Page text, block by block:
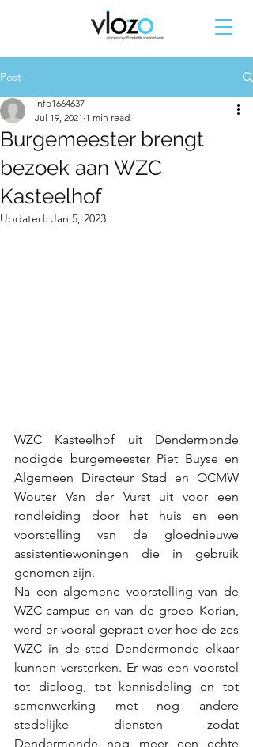
Post
Burgemeester brengt
bezoek aan WZC
Kasteelhof
info1664637
Jul 19, 2021 1 min read
Updated: Jan 5, 2023
WZC Kasteelhof uit Dendermonde
nodigde burgemeester Piet Buyse en
Algemeen Directeur Stad en OCMW
Wouter Van der Vurst uit voor een
rondleiding door het huis en een
voorstelling van de gloednieuwe
assistentiewoningen die in gebruik
genomen zijn.
Na een algemene voorstelling van de
WZC-campus en van de groep Korian,
werd er vooral gepraat over hoe de zes
WZC in de stad Dendermonde elkaar
kunnen versterken. Er was een voorstel
tot dialoog, tot kennisdeling en tot
samenwerking met nog andere
stedelijke diensten zodat
Dendermonde nog meer een echte